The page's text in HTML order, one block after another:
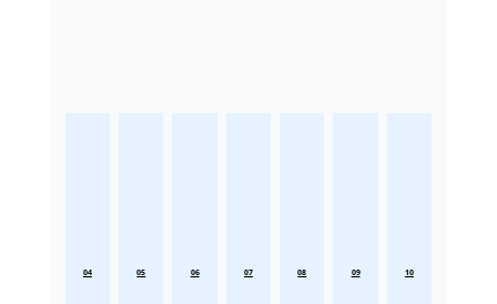
04 05 06 07 08 09 10